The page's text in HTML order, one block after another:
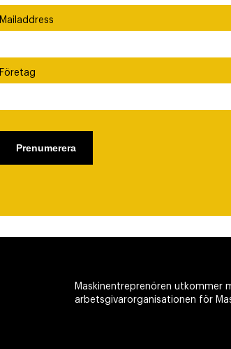
Mailaddress
Företag
Maskinentreprenören utkommer
arbetsgivarorganisationen för